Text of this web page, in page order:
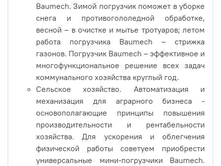
Baumech. Зимой погрузчик поможет в уборке
снега и противогололедной обработке,
весной – в очистке и мытье тротуаров; летом
работа погрузчика Baumech – стрижка
газонов. Погрузчик Baumech – эффективное и
многофункциональное решение всех задач
коммунального хозяйства круглый год.
Сельское хозяйство. Автоматизация и
механизация для аграрного бизнеса -
основополагающие принципы повышения
производительности и рентабельности
хозяйства. Для ускорения и облегчения
физической работы советуем приобрести
универсальные мини-погрузчики Baumech.